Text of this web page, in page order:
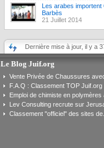
Les arabes importent
Barbès
21 Juillet 2014
Dernière mise à jour, il y a
Le Blog Juif.org
Vente Privée de Chaussures
F.A.Q : Classement TOP Juif.org
Emploi de chimiste en polymères
Lev Consulting recrute sur
Classement "officiel" des sites de...